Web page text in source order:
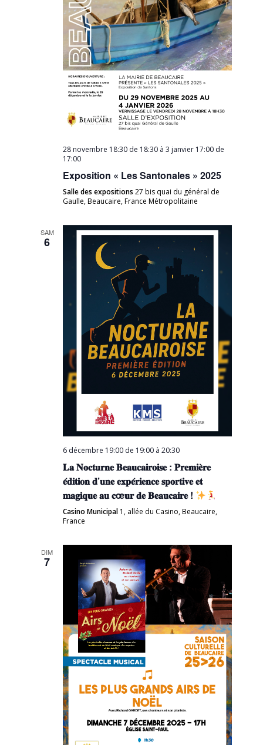
28 novembre 18:30 de 18:30 à3 janvier 17:00 de
17:00
Exposition « Les Santonales » 2025
Salle des expositions27 bis quai du général de
Gaulle, Beaucaire, France Métropolitaine
SAM
6
6 décembre 19:00 de 19:00 à20:30
𝐋𝐚 𝐍𝐨𝐜𝐭𝐮𝐫𝐧𝐞 𝐁𝐞𝐚𝐮𝐜𝐚𝐢𝐫𝐨𝐢𝐬𝐞 : 𝐏𝐫𝐞𝐦𝐢𝐞̀𝐫𝐞
𝐞́𝐝𝐢𝐭𝐢𝐨𝐧 𝐝’𝐮𝐧𝐞 𝐞𝐱𝐩𝐞́𝐫𝐢𝐞𝐧𝐜𝐞 𝐬𝐩𝐨𝐫𝐭𝐢𝐯𝐞 𝐞𝐭
𝐦𝐚𝐠𝐢𝐪𝐮𝐞 𝐚𝐮 𝐜œ𝐮𝐫 𝐝𝐞 𝐁𝐞𝐚𝐮𝐜𝐚𝐢𝐫𝐞 !
Casino Municipal 1, allée du Casino, Beaucaire,
France
DIM
7